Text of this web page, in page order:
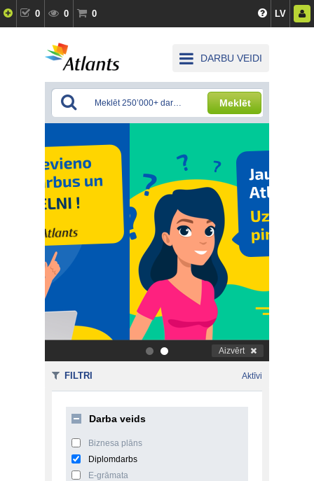
0 0 0 LV
DARBU VEIDI
Meklēt
. Aizvērt
FILTRI Aktīvi
Darba veids
Biznesa plāns
Diplomdarbs
E-grāmata